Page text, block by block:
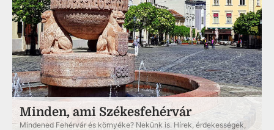
Minden, ami Székesfehérvár
Mindened Fehérvár és környéke? Nekünk is. Hírek, érdekességek,